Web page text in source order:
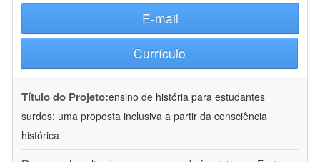
E-mail
Currículo
Título do Projeto:ensino de história para estudantes
surdos: uma proposta inclusiva a partir da consciência
histórica